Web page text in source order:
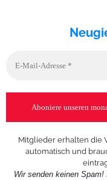
Mitglieder erhalten die
automatisch und
Wir senden keinen